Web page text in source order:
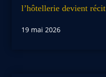
l’hôtellerie devient récit
19 mai 2026